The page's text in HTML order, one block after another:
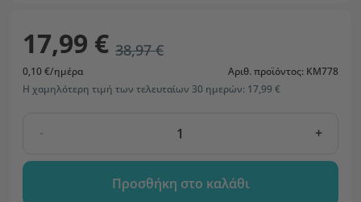
17,99 € 38,97 €
0,10 €/ημέρα
Αριθ. προϊόντος: KM778
Η χαμηλότερη τιμή των τελευταίων 30 ημερών: 17,99 €
- +
Προσθήκη στο καλάθι